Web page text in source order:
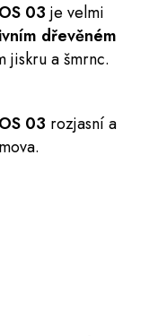
03 je velmi
dřevěném
jiskru a šmrnc.
03 rozjasní a